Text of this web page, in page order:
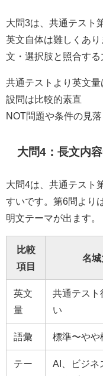
大問3は、共通テスト
英文自体は難しくあ
文・選択肢と照合する
共通テストより英文量
設問は比較的素直
NOT問題や条件の見
大問4：長文内
大問4は、共通テスト
すいです。第6問より
明文テーマが出ます。
比較
項目
名
英文
量
共通テスト
い
語彙 標準〜やや
テー
AI、ビジネ